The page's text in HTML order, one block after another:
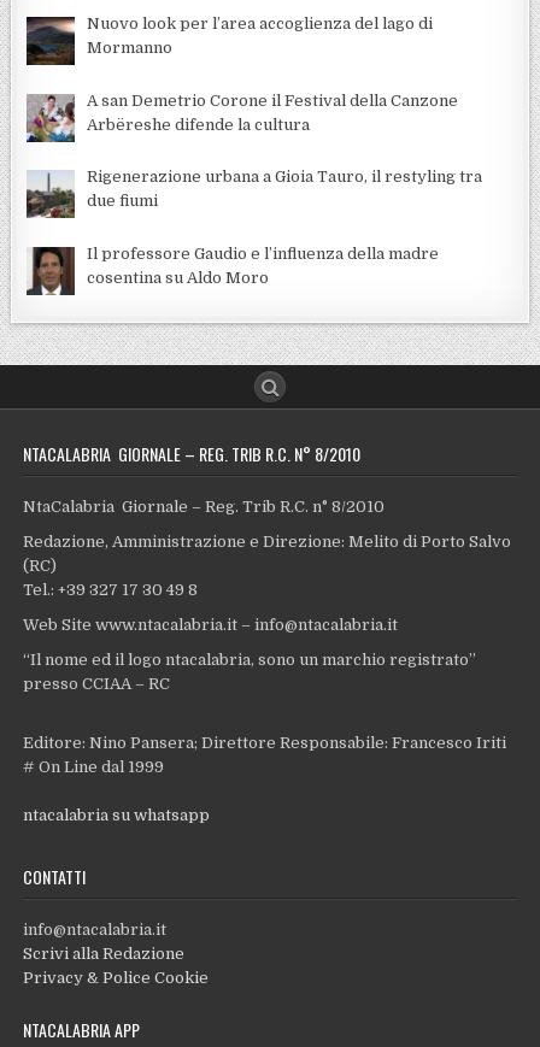
Nuovo look per l’area accoglienza del lago di
Mormanno
A san Demetrio Corone il Festival della Canzone
Arbëreshe difende la cultura
Rigenerazione urbana a Gioia Tauro, il restyling tra
due fiumi
Il professore Gaudio e l’influenza della madre
cosentina su Aldo Moro
NTACALABRIA GIORNALE – REG. TRIB R.C. N° 8/2010
NtaCalabria Giornale – Reg. Trib R.C. n° 8/2010
Redazione, Amministrazione e Direzione: Melito di Porto Salvo
(RC)
Tel.: +39 327 17 30 49 8
Web Site www.ntacalabria.it – info@ntacalabria.it
“Il nome ed il logo ntacalabria, sono un marchio registrato”
presso CCIAA – RC
Editore: Nino Pansera; Direttore Responsabile: Francesco Iriti
# On Line dal 1999
ntacalabria su whatsapp
CONTATTI
info@ntacalabria.it
Scrivi alla Redazione
Privacy & Police Cookie
NTACALABRIA APP